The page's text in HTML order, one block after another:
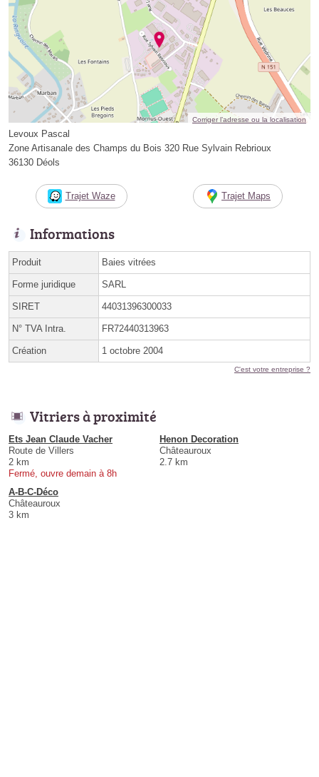
Corriger l’adresse ou la localisation
Levoux Pascal
Zone Artisanale des Champs du Bois 320 Rue Sylvain Rebrioux
36130 Déols
Trajet Waze Trajet Maps
Informations
Produit Baies vitrées
Forme juridique SARL
SIRET 44031396300033
N° TVA Intra. FR72440313963
Création 1 octobre 2004
C'est votre entreprise ?
Vitriers à proximité
Ets Jean Claude Vacher
Route de Villers
2 km
Fermé, ouvre demain à 8h
Henon Decoration
Châteauroux
2.7 km
A-B-C-Déco
Châteauroux
3 km